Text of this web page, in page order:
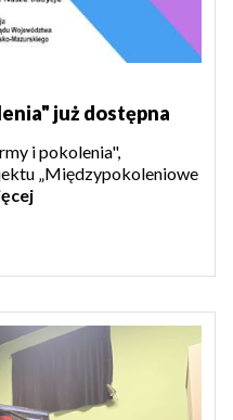
już dostępna
i pokolenia",
„Międzypokoleniowe